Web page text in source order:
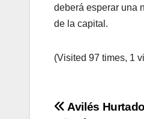
deberá esperar una
de la capital.
(Visited 97 times, 1
Avilés